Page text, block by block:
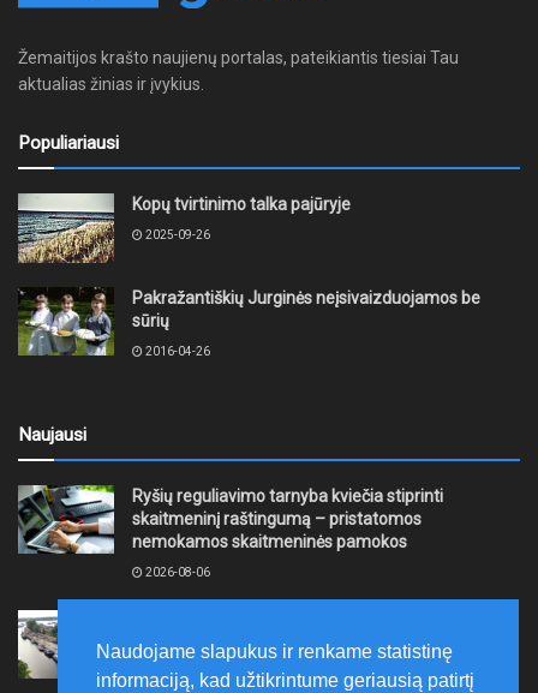
Žemaitijos krašto naujienų portalas, pateikiantis tiesiai Tau
aktualias žinias ir įvykius.
Populiariausi
Kopų tvirtinimo talka pajūryje
2025-09-26
Pakražantiškių Jurginės neįsivaizduojamos be
sūrių
2016-04-26
Naujausi
Ryšių reguliavimo tarnyba kviečia stiprinti
skaitmeninį raštingumą – pristatomos
nemokamos skaitmeninės pamokos
2026-08-06
Klaipėdoje juda į priekį
2026-08-06
Naudojame slapukus ir renkame statistinę
informaciją, kad užtikrintume geriausią patirtį